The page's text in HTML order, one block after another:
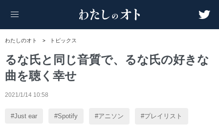
わたしのオト トピックス
るな氏と同じ音質で、るな氏の好きな
曲を聴く幸せ
2021/1/14 10:58
Just ear Spotify アニソン プレイリスト